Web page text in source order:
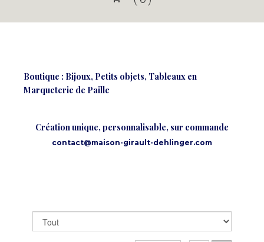
Boutique : Bijoux, Petits objets, Tableaux en
Marqueterie de Paille
Création unique, personnalisable, sur commande
contact@maison-girault-dehlinger.com